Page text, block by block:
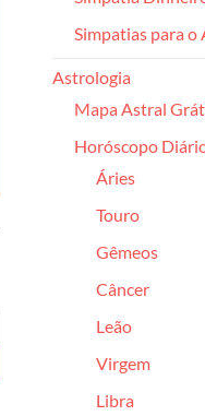
Simpatias para o
Astrologia
Mapa Astral
Horóscopo
Áries
Touro
Gêmeos
Câncer
Leão
Virgem
Libra